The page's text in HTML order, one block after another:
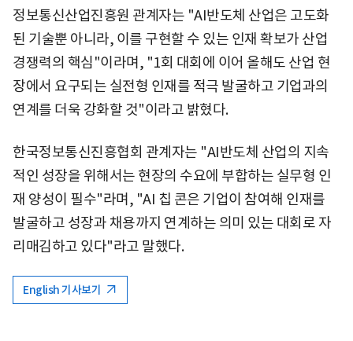
정보통신산업진흥원 관계자는 "AI반도체 산업은 고도화
된 기술뿐 아니라, 이를 구현할 수 있는 인재 확보가 산업
경쟁력의 핵심"이라며, "1회 대회에 이어 올해도 산업 현
장에서 요구되는 실전형 인재를 적극 발굴하고 기업과의
연계를 더욱 강화할 것"이라고 밝혔다.
한국정보통신진흥협회 관계자는 "AI반도체 산업의 지속
적인 성장을 위해서는 현장의 수요에 부합하는 실무형 인
재 양성이 필수"라며, "AI 칩 콘은 기업이 참여해 인재를
발굴하고 성장과 채용까지 연계하는 의미 있는 대회로 자
리매김하고 있다"라고 말했다.
English 기사보기